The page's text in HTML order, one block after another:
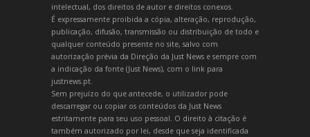
intelectual, dos direitos de autor e direitos conexos.
É expressamente proibida a cópia, alteração, reprodução,
publicação, difusão, transmissão ou distribuição de todo e
qualquer conteúdo presente no site, salvo com
autorização prévia da Direção da Just News e sempre com
a indicação da fonte (Just News), com o link para
justnews.pt.
Sem prejuízo do que antecede, o utilizador pode
descarregar ou copiar os conteúdos da Just News
estritamente para seu uso pessoal. O direito à citação é
também autorizado por lei, desde que seja identificada